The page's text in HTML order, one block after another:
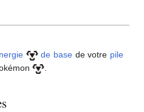
de basede votre pile
.